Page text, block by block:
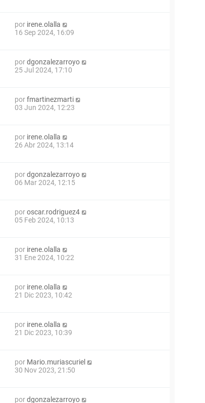
por irene.olalla
16 Sep 2024, 16:09
pordgonzalezarroyo
25 Jul 2024, 17:10
porfmartinezmarti
03 Jun 2024, 12:23
por irene.olalla
26 Abr 2024, 13:14
pordgonzalezarroyo
06 Mar 2024, 12:15
poroscar.rodriguez4
05 Feb 2024, 10:13
por irene.olalla
31 Ene 2024, 10:22
por irene.olalla
21 Dic 2023, 10:42
por irene.olalla
21 Dic 2023, 10:39
por Mario.muriascuriel
30 Nov 2023, 21:50
pordgonzalezarroyo